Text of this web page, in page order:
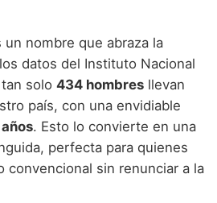
que empiezan por N
que empiezan por O
niño que empiezan por P
niño que empiezan por Q
que empiezan por R
de Niño Navarros
de Niño Riojanos
de Niño Valencianos
de Niño Vascos
de Niño Judíos
de Niño Marroquíes
de Niño Portugueses
de Niño Rumanos
de Niño Rusos
de Niño Suecos
un nombre que abraza la
datos del Instituto Nacional
solo 434 hombres llevan
país, con una envidiable
. Esto lo convierte en una
perfecta para quienes
convencional sin renunciar a la